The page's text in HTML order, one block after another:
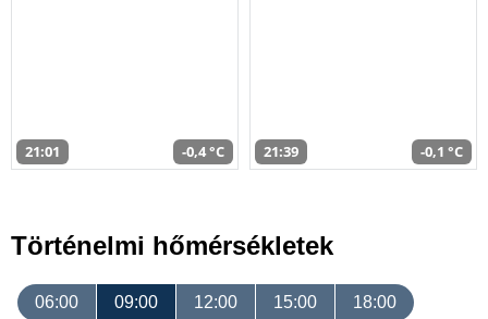
21:01 -0,4 °C 21:39 -0,1 °C
Történelmi hőmérsékletek
06:00 09:00 12:00 15:00 18:00